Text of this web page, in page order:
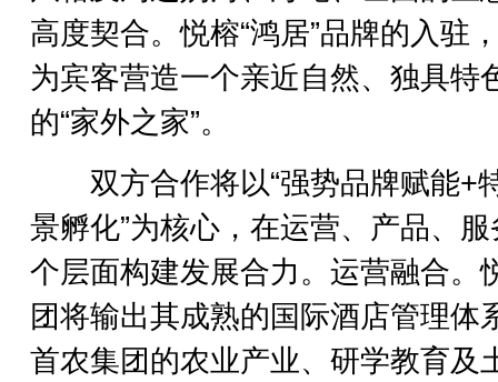
高度契合。悦榕“鸿居”品牌的入驻
为宾客营造一个亲近自然、独具特
的“家外之家”。
双方合作将以“强势品牌赋能+
景孵化”为核心，在运营、产品、
个层面构建发展合力。运营融合。
团将输出其成熟的国际酒店管理体
首农集团的农业产业、研学教育及